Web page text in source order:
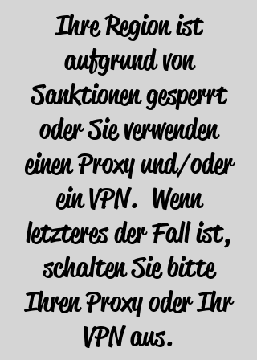
Ihre Region ist
aufgrund von
Sanktionen gesperrt
oder Sie verwenden
einen Proxy und/oder
ein VPN. Wenn
letzteres der Fall ist,
schalten Sie bitte
Ihren Proxy oder Ihr
VPN aus.